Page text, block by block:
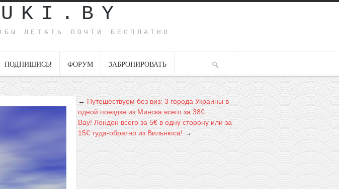
ЛЕТАТЬ ПОЧТИ БЕСПЛАТНО
ПОДПИШИСЬ! ФОРУМ ЗАБРОНИРОВАТЬ
←Путешествуем без виз: 3 города Украины в
одной поездке из Минска всего за 38€
Вау! Лондон всего за 5€ в одну сторону или за
15€ туда-обратно из Вильнюса! →